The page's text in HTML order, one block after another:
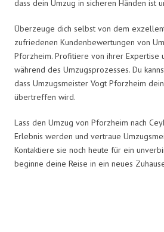
dass dein Umzug in sicheren Händen ist
Überzeuge dich selbst von dem
zufriedenen Kundenbewertungen von
Pforzheim. Profitiere von ihrer Expertise
während des Umzugsprozesses. Du
dass Umzugsmeister Vogt Pforzheim
übertreffen wird.
Lass den Umzug von Pforzheim nach
Erlebnis werden und vertraue
Kontaktiere sie noch heute für ein
beginne deine Reise in ein neues